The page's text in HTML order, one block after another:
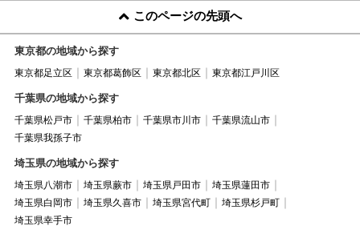
このページの先頭へ
東京都の地域から探す
東京都足立区 東京都葛飾区 東京都北区 東京都江戸川区
千葉県の地域から探す
千葉県松戸市 千葉県柏市 千葉県市川市
千葉県流山市
千葉県我孫子市
埼玉県の地域から探す
埼玉県八潮市 埼玉県蕨市 埼玉県戸田市
埼玉県蓮田市
埼玉県白岡市
埼玉県久喜市 埼玉県宮代町
埼玉県杉戸町
埼玉県幸手市